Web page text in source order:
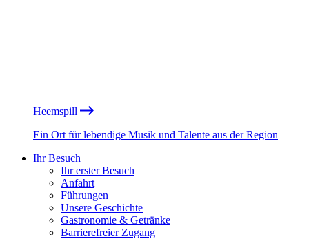
Heemspill
Ein Ort für lebendige Musik und Talente aus der Region
Ihr Besuch
Ihr erster Besuch
Anfahrt
Führungen
Unsere Geschichte
Gastronomie & Getränke
Barrierefreier Zugang